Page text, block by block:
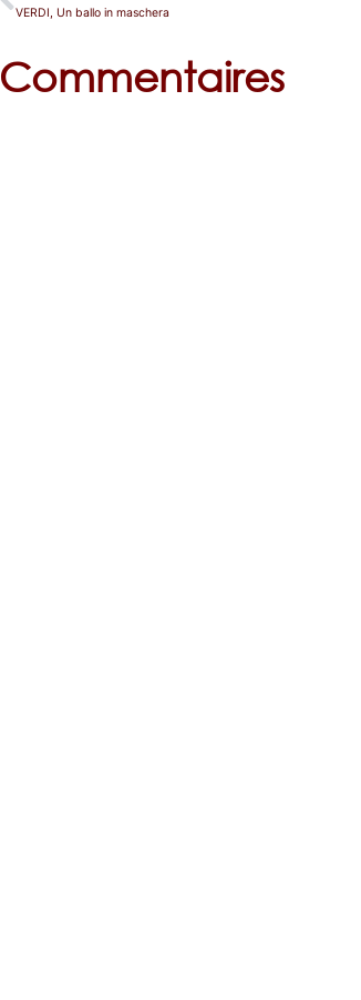
VERDI, Un ballo in maschera
Commentaires